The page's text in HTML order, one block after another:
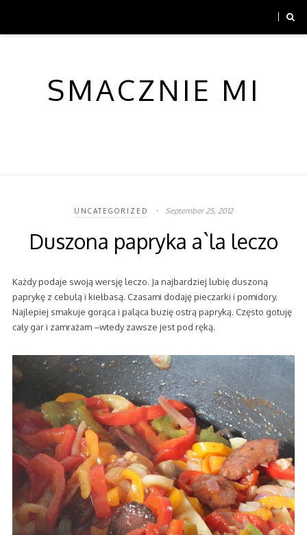
SMACZNIE MI
UNCATEGORIZED September 25, 2012
Duszona papryka a`la leczo
Każdy podaje swoją wersję leczo. Ja najbardziej lubię duszoną
paprykę z cebulą i kiełbasą. Czasami dodaję pieczarki i pomidory.
Najlepiej smakuje gorąca i paląca buzię ostrą papryką. Często gotuję
cały gar i zamrażam –wtedy zawsze jest pod ręką.